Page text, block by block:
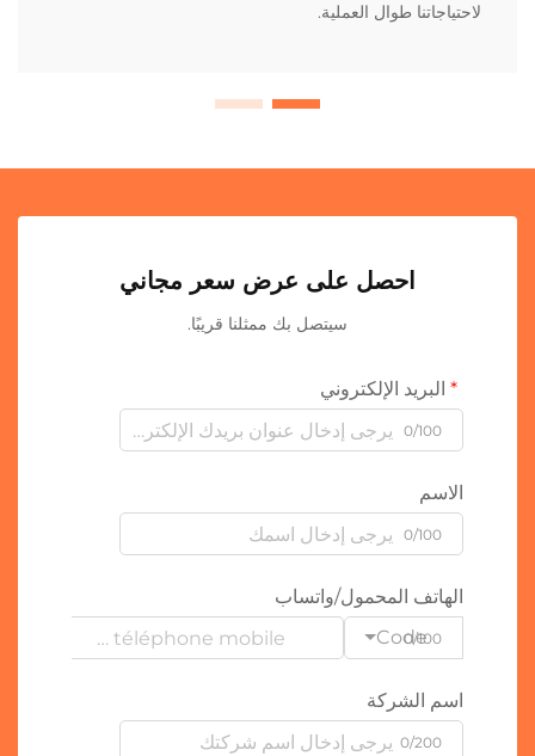
لاحتياجاتنا طوال العملية.
احصل على عرض سعر مجاني
سيتصل بك ممثلنا قريبًا.
البريد الإلكتروني
0/100
الاسم
0/100
الهاتف المحمول/واتساب
Code
0/100
اسم الشركة
0/200